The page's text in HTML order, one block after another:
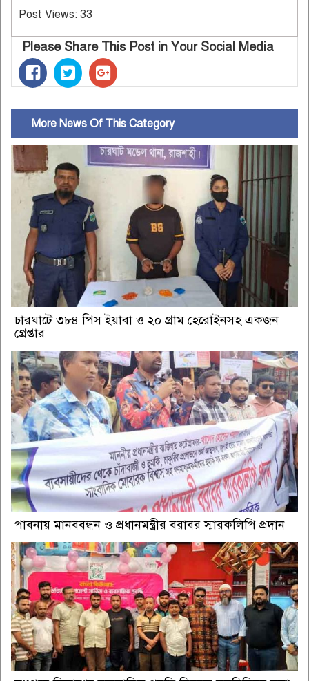
Post Views: 33
Please Share This Post in Your Social Media
More News Of This Category
চারঘাটে ৩৮৪ পিস ইয়াবা ও ২০ গ্রাম হেরোইনসহ একজন
গ্রেপ্তার
পাবনায় মানববন্ধন ও প্রধানমন্ত্রীর বরাবর স্মারকলিপি প্রদান